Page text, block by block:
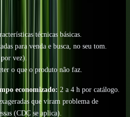
técnicas básicas.
para venda e busca, no seu tom.
vez).
o que o produto não faz.
economizado: 2 a 4 h por catálogo.
que viram problema de
(CDC se aplica).